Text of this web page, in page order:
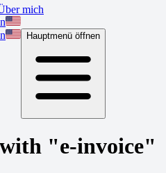
mich
Hauptmenü öffnen
with "e-invoice"